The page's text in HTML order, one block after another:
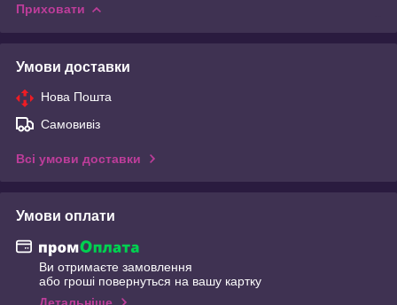
Приховати
Умови доставки
Нова Пошта
Самовивіз
Всі умови доставки
Умови оплати
Ви отримаєте замовлення
або гроші повернуться на вашу картку